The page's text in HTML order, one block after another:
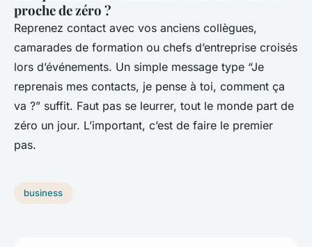
proche de zéro ?
Reprenez contact avec vos anciens collègues,
camarades de formation ou chefs d’entreprise croisés
lors d’événements. Un simple message type “Je
reprenais mes contacts, je pense à toi, comment ça
va ?” suffit. Faut pas se leurrer, tout le monde part de
zéro un jour. L’important, c’est de faire le premier
pas.
business